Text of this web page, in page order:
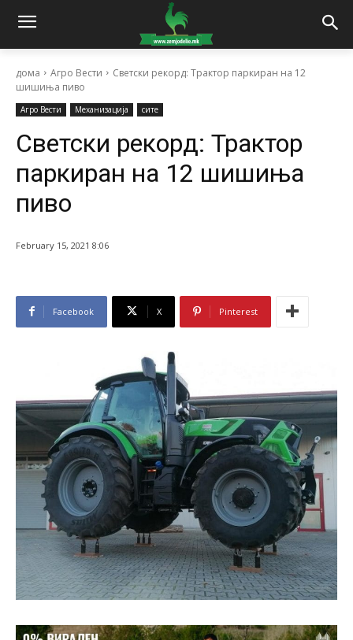
дома Агро Вести
Светски рекорд: Трактор паркиран на 12
шишиња пиво
Агро Вести Механизација сите
Светски рекорд: Трактор
паркиран на 12 шишиња
пиво
February 15, 2021 8:06
Facebook X Pinterest